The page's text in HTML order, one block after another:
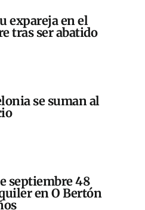
expareja en el
tras ser abatido
se suman al
septiembre 48
en O Bertón